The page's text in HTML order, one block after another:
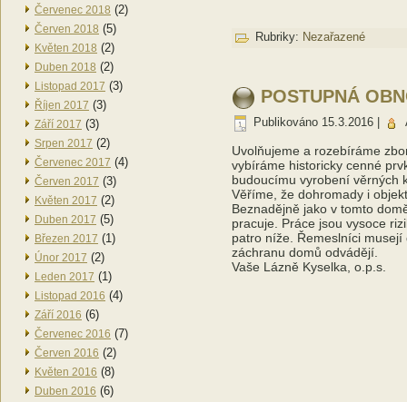
Červenec 2018 (2)
Červen 2018 (5)
Květen 2018 (2)
Duben 2018 (2)
Listopad 2017 (3)
Říjen 2017 (3)
Září 2017 (3)
Srpen 2017 (2)
Červenec 2017 (4)
Červen 2017 (3)
Květen 2017 (2)
Duben 2017 (5)
Březen 2017 (1)
Únor 2017 (2)
Leden 2017 (1)
Listopad 2016 (4)
Září 2016 (6)
Červenec 2016 (7)
Červen 2016 (2)
Květen 2016 (8)
Duben 2016 (6)
Rubriky: Nezařazené
POSTUPNÁ
Publikováno 15.3.2016
Uvolňujeme a rozebíráme
vybíráme historicky cenné
budoucímu vyrobení věrných
Věříme, že dohromady i
Beznadějně jako v tomto
pracuje. Práce jsou vysoce
patro níže. Řemeslníci
záchranu domů odvádějí.
Vaše Lázně Kyselka, o.p.s.